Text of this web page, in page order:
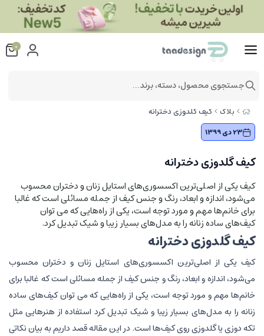
بلاگ کیف گلدوزی دخترانه
23 دی 1399
کیف گلدوزی دخترانه
کیف یکی از اصلی‌ترین اکسسوری‌های استایل زنان و دختران محسوب
می‌شود، اندازه و ابعاد، رنگ و جنس کیف از جمله مسائلی است که غالبا
برای خانم‌ها مهم و مورد توجه است، یکی از راه‌هایی که می توان
کیف‌های ساده زنانه را به مدل‌های بسیار زیبا و شیک تبدیل کرد.
کیف گلدوزی دخترانه
کیف یکی از اصلی‌ترین اکسسوری‌های استایل زنان و دختران محسوب
می‌شود، اندازه و ابعاد، رنگ و جنس کیف از جمله مسائلی است که غالبا برای
خانم‌ها مهم و مورد توجه است، یکی از راه‌هایی که می توان کیف‌های ساده
زنانه را به مدل‌های بسیار زیبا و شیک تبدیل کرد استفاده از هنرهایی مثل
تکه دوزی یا گلدوزی روی کیف‌ها است. در این مقاله قصد داریم به بیان نکاتی
0
جستجوی محصول، دسته، برند...